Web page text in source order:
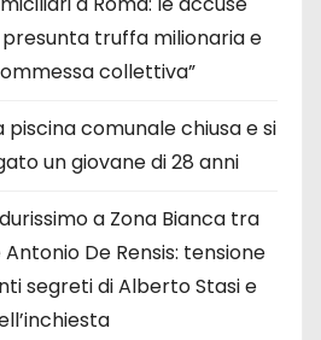
truffa milionaria e
collettiva”
comunale chiusa e si
un giovane di 28 anni
a Zona Bianca tra
De Rensis: tensione
segreti di Alberto Stasi e